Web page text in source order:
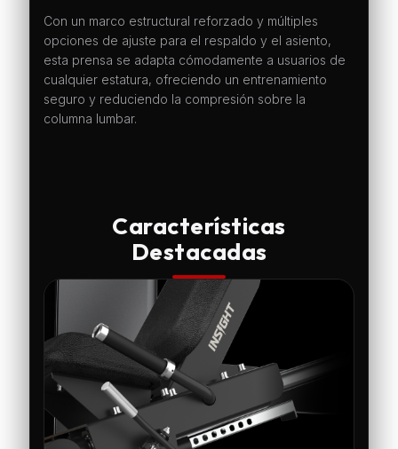
Con un marco estructural reforzado y múltiples
opciones de ajuste para el respaldo y el asiento,
esta prensa se adapta cómodamente a usuarios de
cualquier estatura, ofreciendo un entrenamiento
seguro y reduciendo la compresión sobre la
columna lumbar.
Características
Destacadas